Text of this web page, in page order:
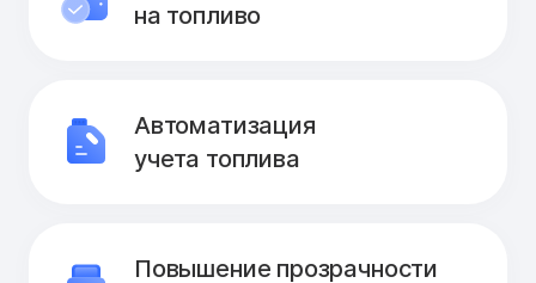
на топливо
Автоматизация
учета топлива
Повышение прозрачности